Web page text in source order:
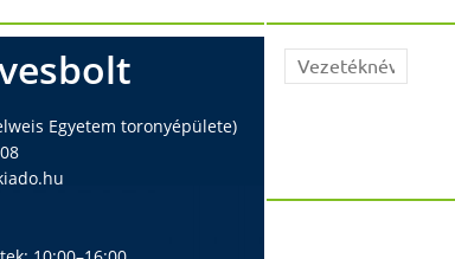
Egyetem toronyépülete)